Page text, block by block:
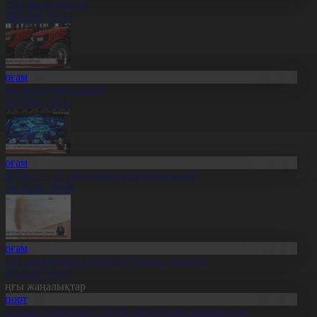
мен креатив
20:13
өндіріс өрледі
20:11
— ел дамуының қозғаушы күші
20:09
импортына уақытша тыйым салынды
20:07
жаңалықтар
ойындары – 2026» өз мәресіне жақындады